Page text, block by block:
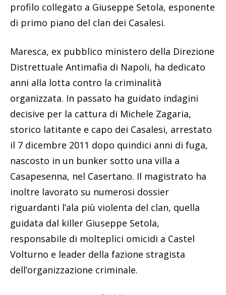
profilo collegato a Giuseppe Setola, esponente
di primo piano del clan dei Casalesi.
Maresca, ex pubblico ministero della Direzione
Distrettuale Antimafia di Napoli, ha dedicato
anni alla lotta contro la criminalità
organizzata. In passato ha guidato indagini
decisive per la cattura di Michele Zagaria,
storico latitante e capo dei Casalesi, arrestato
il 7 dicembre 2011 dopo quindici anni di fuga,
nascosto in un bunker sotto una villa a
Casapesenna, nel Casertano. Il magistrato ha
inoltre lavorato su numerosi dossier
riguardanti l’ala più violenta del clan, quella
guidata dal killer Giuseppe Setola,
responsabile di molteplici omicidi a Castel
Volturno e leader della fazione stragista
dell’organizzazione criminale.